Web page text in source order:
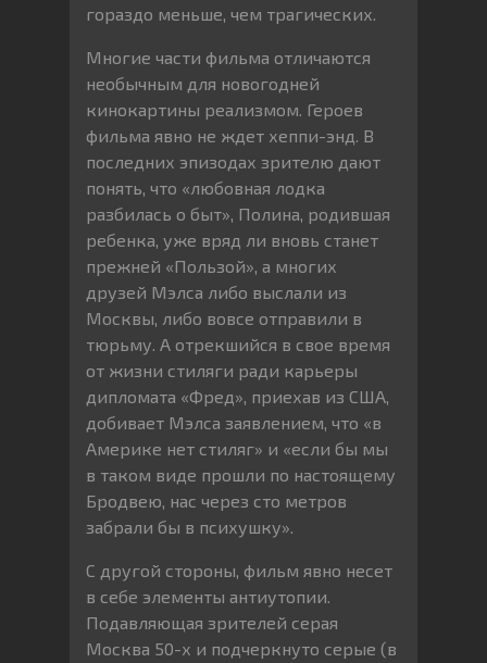
гораздо меньше, чем трагических.
Многие части фильма отличаются
необычным для новогодней
кинокартины реализмом. Героев
фильма явно не ждет хеппи-энд. В
последних эпизодах зрителю дают
понять, что «любовная лодка
разбилась о быт», Полина, родившая
ребенка, уже вряд ли вновь станет
прежней «Пользой», а многих
друзей Мэлса либо выслали из
Москвы, либо вовсе отправили в
тюрьму. А отрекшийся в свое время
от жизни стиляги ради карьеры
дипломата «Фред», приехав из США,
добивает Мэлса заявлением, что «в
Америке нет стиляг» и «если бы мы
в таком виде прошли по настоящему
Бродвею, нас через сто метров
забрали бы в психушку».
С другой стороны, фильм явно несет
в себе элементы антиутопии.
Подавляющая зрителей серая
Москва 50-х и подчеркнуто серые (в